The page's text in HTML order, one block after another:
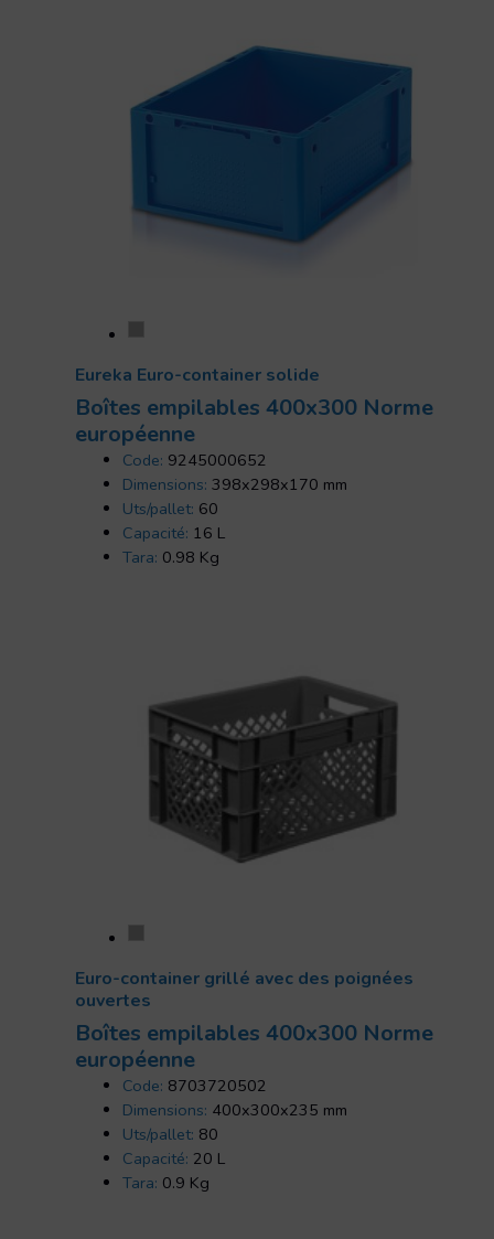
Eureka Euro-container solide
Boîtes empilables 400x300 Norme
européenne
Code: 9245000652
Dimensions: 398x298x170 mm
Uts/pallet: 60
Capacité: 16 L
Tara: 0.98 Kg
Euro-container grillé avec des poignées
ouvertes
Boîtes empilables 400x300 Norme
européenne
Code: 8703720502
Dimensions: 400x300x235 mm
Uts/pallet: 80
Capacité: 20 L
Tara: 0.9 Kg